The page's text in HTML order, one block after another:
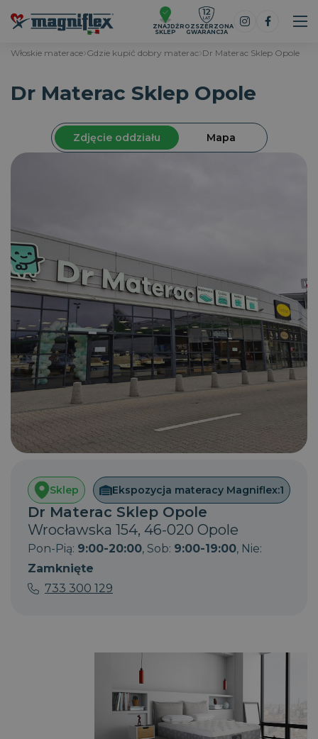
ZNAJDŹ
SKLEP
ROZSZERZONA
GWARANCJA
Włoskie materace Gdzie kupić dobry materac Dr Materac Sklep Opole
Dr Materac Sklep Opole
Sklep Ekspozycja materacy Magniflex:1
Dr Materac Sklep Opole
Wrocławska 154, 46-020 Opole
Pon-Pią: 9:00-20:00, Sob: 9:00-19:00, Nie:
Zamknięte
733 300 129
Zdjęcie oddziału Mapa